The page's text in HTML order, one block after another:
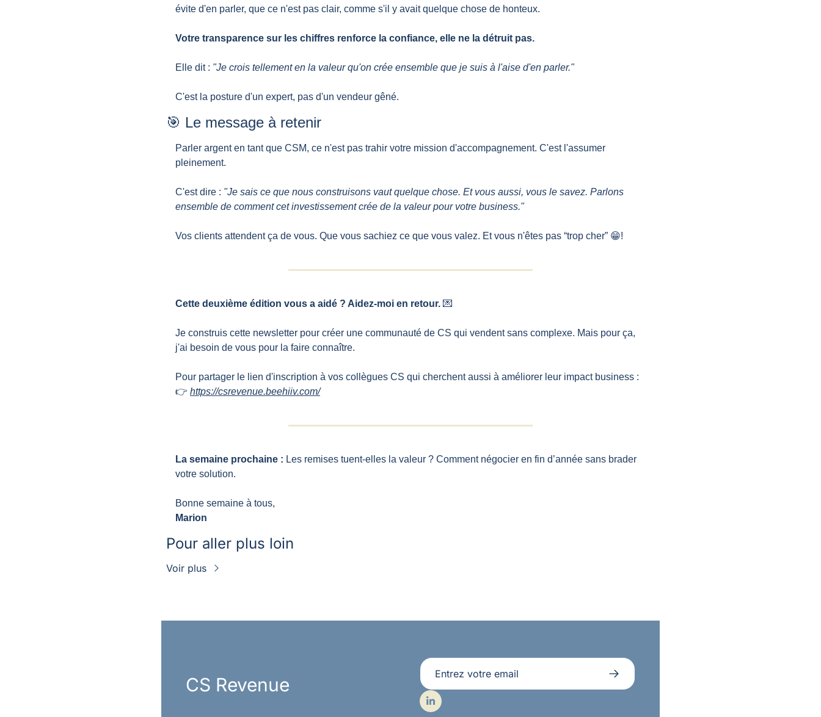
évite d'en parler, que ce n'est pas clair, comme s'il y avait quelque chose de honteux.
Votre transparence sur les chiffres renforce la confiance, elle ne la détruit pas.
Elle dit : "Je crois tellement en la valeur qu'on crée ensemble que je suis à l'aise d'en parler."
C'est la posture d'un expert, pas d'un vendeur gêné.
🎯 Le message à retenir
Parler argent en tant que CSM, ce n'est pas trahir votre mission d'accompagnement. C'est l'assumer
pleinement.
C'est dire : "Je sais ce que nous construisons vaut quelque chose. Et vous aussi, vous le savez. Parlons
ensemble de comment cet investissement crée de la valeur pour votre business."
Vos clients attendent ça de vous. Que vous sachiez ce que vous valez. Et vous n'êtes pas “trop cher” 😁!
Cette deuxième édition vous a aidé ? Aidez-moi en retour. 💌
Je construis cette newsletter pour créer une communauté de CS qui vendent sans complexe. Mais pour ça,
j'ai besoin de vous pour la faire connaître.
Pour partager le lien d'inscription à vos collègues CS qui cherchent aussi à améliorer leur impact business :
👉 https://csrevenue.beehiiv.com/
La semaine prochaine : Les remises tuent-elles la valeur ? Comment négocier en fin d’année sans brader
votre solution.
Bonne semaine à tous,
Marion
Pour aller plus loin
Voir plus
CS Revenue